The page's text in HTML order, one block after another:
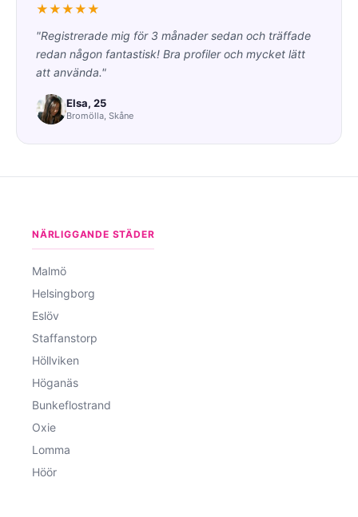
★★★★★
"Registrerade mig för 3 månader sedan och träffade
redan någon fantastisk! Bra profiler och mycket lätt
att använda."
Elsa, 25
Bromölla, Skåne
NÄRLIGGANDE STÄDER
Malmö
Helsingborg
Eslöv
Staffanstorp
Höllviken
Höganäs
Bunkeflostrand
Oxie
Lomma
Höör